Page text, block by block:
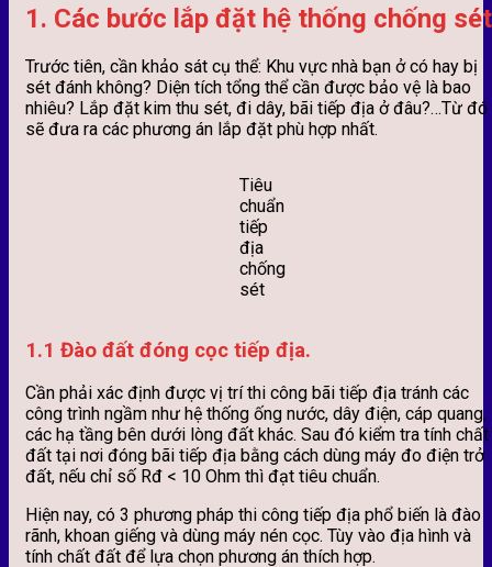
1. Các bước lắp đặt hệ thống chống sét
Trước tiên, cần khảo sát cụ thể: Khu vực nhà bạn ở có hay bị
sét đánh không? Diện tích tổng thể cần được bảo vệ là bao
nhiêu? Lắp đặt kim thu sét, đi dây, bãi tiếp địa ở đâu?…Từ đó
sẽ đưa ra các phương án lắp đặt phù hợp nhất.
Tiêu
chuẩn
tiếp
địa
chống
sét
1.1 Đào đất đóng cọc tiếp địa.
Cần phải xác định được vị trí thi công bãi tiếp địa tránh các
công trình ngầm như hệ thống ống nước, dây điện, cáp quang,
các hạ tầng bên dưới lòng đất khác. Sau đó kiểm tra tính chất
đất tại nơi đóng bãi tiếp địa bằng cách dùng máy đo điện trở
đất, nếu chỉ số Rđ < 10 Ohm thì đạt tiêu chuẩn.
Hiện nay, có 3 phương pháp thi công tiếp địa phổ biến là đào
rãnh, khoan giếng và dùng máy nén cọc. Tùy vào địa hình và
tính chất đất để lựa chọn phương án thích hợp.